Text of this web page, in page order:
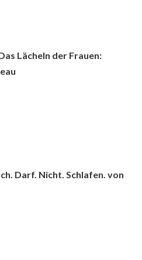
Lächeln der Frauen:
Darf. Nicht. Schlafen. von